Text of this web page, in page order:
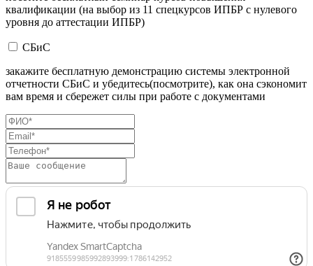
квалификации (на выбор из 11 спецкурсов ИПБР с нулевого
уровня до аттестации ИПБР)
СБиС
закажите бесплатную демонстрацию системы электронной
отчетности СБиС и убедитесь(посмотрите), как она сэкономит
вам время и сбережет силы при работе с документами